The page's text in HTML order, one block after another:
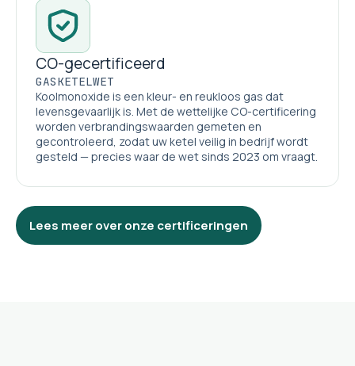
CO-gecertificeerd
GASKETELWET
Koolmonoxide is een kleur- en reukloos gas dat
levensgevaarlijk is. Met de wettelijke CO-certificering
worden verbrandingswaarden gemeten en
gecontroleerd, zodat uw ketel veilig in bedrijf wordt
gesteld — precies waar de wet sinds 2023 om vraagt.
Lees meer over onze certificeringen